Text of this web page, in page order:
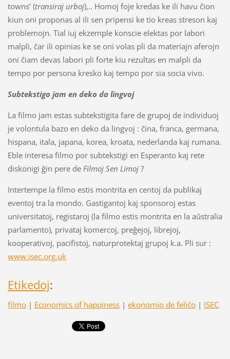
towns’ (transiraj urboj),.. Homoj foje kredas ke ili havu ĉion
kiun oni proponas al ili sen pripensi ke tio kreas streson kaj
problemojn. Tial iuj ekzemple konscie elektas por labori
malpli, ĉar ili opinias ke se oni volas pli da materiajn aferojn
oni ĉiam devas labori pli forte kiu rezultas en malpli da
tempo por persona kresko kaj tempo por sia socia vivo.
Subtekstigo jam en deko da lingvoj
La filmo jam estas subtekstigita fare de grupoj de individuoj
je volontula bazo en deko da lingvoj : ĉina, franca, germana,
hispana, itala, japana, korea, kroata, nederlanda kaj rumana.
Eble interesa filmo por subtekstigi en Esperanto kaj rete
diskonigi ĝin pere de Filmoj Sen Limoj?
Intertempe la filmo estis montrita en centoj da publikaj
eventoj tra la mondo. Gastigantoj kaj sponsoroj estas
universitatoj, registaroj (la filmo estis montrita en la aŭstralia
parlamento), privataj komercoj, preĝejoj, librejoj,
kooperativoj, pacifistoj, naturprotektaj grupoj k.a. Pli sur :
www.isec.org.uk
Etikedoj:
filmo | Economics of happiness | ekonomio de feliĉo | ISEC